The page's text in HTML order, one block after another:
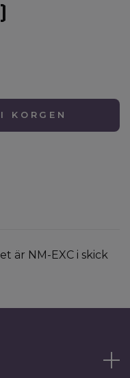
KORGEN
är NM-EXC i skick